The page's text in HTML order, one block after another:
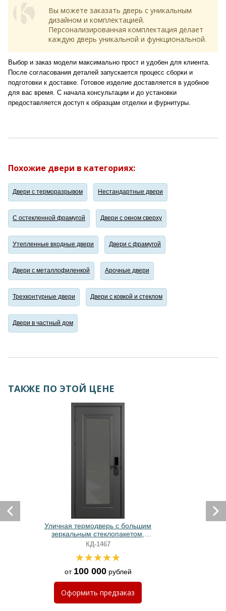
Вы можете заказать дверь с уникальным
дизайном и комплектацией.
Персонализированная комплектация делает
каждую дверь уникальной и функциональной.
Выбор и заказ модели максимально прост и удобен для клиента.
После согласования деталей запускается процесс сборки и
подготовки к доставке. Готовое изделие доставляется в удобное
для вас время. С начала консультации и до установки
предоставляется доступ к образцам отделки и фурнитуры.
Похожие двери в категориях:
Двери с терморазрывом Нестандартные двери
С остекленной фрамугой Двери с окном сверху
Утепленные входные двери Двери с фрамугой
Двери с металлофиленкой Арочные двери
Трехконтурные двери Двери с ковкой и стеклом
Двери в частный дом
ТАКЖЕ ПО ЭТОЙ ЦЕНЕ
Уличная термодверь с большим
зеркальным стеклопакетом,
электронным замком и серым
порошковым окрашиванием
КД-1467
от 100 000рублей
Оформить предзаказ